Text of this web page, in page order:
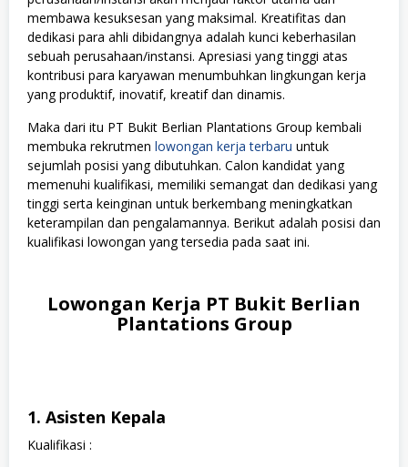
membawa kesuksesan yang maksimal. Kreatifitas dan
dedikasi para ahli dibidangnya adalah kunci keberhasilan
sebuah perusahaan/instansi. Apresiasi yang tinggi atas
kontribusi para karyawan menumbuhkan lingkungan kerja
yang produktif, inovatif, kreatif dan dinamis.
Maka dari itu PT Bukit Berlian Plantations Group kembali
membuka rekrutmen lowongan kerja terbaru untuk
sejumlah posisi yang dibutuhkan. Calon kandidat yang
memenuhi kualifikasi, memiliki semangat dan dedikasi yang
tinggi serta keinginan untuk berkembang meningkatkan
keterampilan dan pengalamannya. Berikut adalah posisi dan
kualifikasi lowongan yang tersedia pada saat ini.
Lowongan Kerja PT Bukit Berlian
Plantations Group
1. Asisten Kepala
Kualifikasi :